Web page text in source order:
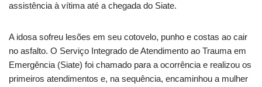
assistência à vítima até a chegada do Siate.
A idosa sofreu lesões em seu cotovelo, punho e costas ao cair
no asfalto. O Serviço Integrado de Atendimento ao Trauma em
Emergência (Siate) foi chamado para a ocorrência e realizou os
primeiros atendimentos e, na sequência, encaminhou a mulher